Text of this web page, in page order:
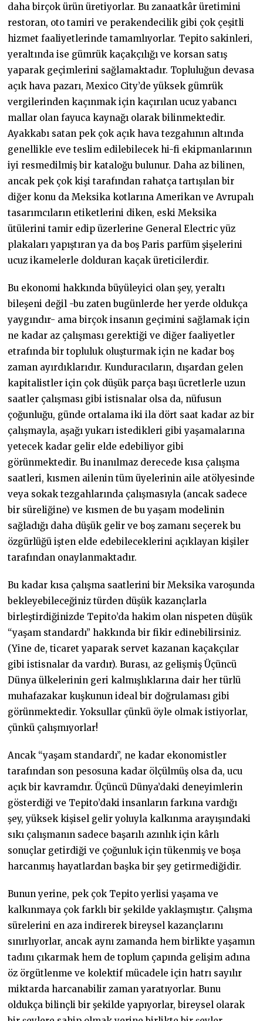
daha birçok ürün üretiyorlar. Bu zanaatkâr üretimini
restoran, oto tamiri ve perakendecilik gibi çok çeşitli
hizmet faaliyetlerinde tamamlıyorlar. Tepito sakinleri,
yeraltında ise gümrük kaçakçılığı ve korsan satış
yaparak geçimlerini sağlamaktadır. Topluluğun devasa
açık hava pazarı, Mexico City’de yüksek gümrük
vergilerinden kaçınmak için kaçırılan ucuz yabancı
mallar olan fayuca kaynağı olarak bilinmektedir.
Ayakkabı satan pek çok açık hava tezgahının altında
genellikle eve teslim edilebilecek hi-fi ekipmanlarının
iyi resmedilmiş bir kataloğu bulunur. Daha az bilinen,
ancak pek çok kişi tarafından rahatça tartışılan bir
diğer konu da Meksika kotlarına Amerikan ve Avrupalı
tasarımcıların etiketlerini diken, eski Meksika
ütülerini tamir edip üzerlerine General Electric yüz
plakaları yapıştıran ya da boş Paris parfüm şişelerini
ucuz ikamelerle dolduran kaçak üreticilerdir.
Bu ekonomi hakkında büyüleyici olan şey, yeraltı
bileşeni değil -bu zaten bugünlerde her yerde oldukça
yaygındır- ama birçok insanın geçimini sağlamak için
ne kadar az çalışması gerektiği ve diğer faaliyetler
etrafında bir topluluk oluşturmak için ne kadar boş
zaman ayırdıklarıdır. Kunduracıların, dışardan gelen
kapitalistler için çok düşük parça başı ücretlerle uzun
saatler çalışması gibi istisnalar olsa da, nüfusun
çoğunluğu, günde ortalama iki ila dört saat kadar az bir
çalışmayla, aşağı yukarı istedikleri gibi yaşamalarına
yetecek kadar gelir elde edebiliyor gibi
görünmektedir. Bu inanılmaz derecede kısa çalışma
saatleri, kısmen ailenin tüm üyelerinin aile atölyesinde
veya sokak tezgahlarında çalışmasıyla (ancak sadece
bir süreliğine) ve kısmen de bu yaşam modelinin
sağladığı daha düşük gelir ve boş zamanı seçerek bu
özgürlüğü işten elde edebileceklerini açıklayan kişiler
tarafından onaylanmaktadır.
Bu kadar kısa çalışma saatlerini bir Meksika varoşunda
bekleyebileceğiniz türden düşük kazançlarla
birleştirdiğinizde Tepito’da hakim olan nispeten düşük
“yaşam standardı” hakkında bir fikir edinebilirsiniz.
(Yine de, ticaret yaparak servet kazanan kaçakçılar
gibi istisnalar da vardır). Burası, az gelişmiş Üçüncü
Dünya ülkelerinin geri kalmışlıklarına dair her türlü
muhafazakar kuşkunun ideal bir doğrulaması gibi
görünmektedir. Yoksullar çünkü öyle olmak istiyorlar,
çünkü çalışmıyorlar!
Ancak “yaşam standardı”, ne kadar ekonomistler
tarafından son pesosuna kadar ölçülmüş olsa da, ucu
açık bir kavramdır. Üçüncü Dünya’daki deneyimlerin
gösterdiği ve Tepito’daki insanların farkına vardığı
şey, yüksek kişisel gelir yoluyla kalkınma arayışındaki
sıkı çalışmanın sadece başarılı azınlık için kârlı
sonuçlar getirdiği ve çoğunluk için tükenmiş ve boşa
harcanmış hayatlardan başka bir şey getirmediğidir.
Bunun yerine, pek çok Tepito yerlisi yaşama ve
kalkınmaya çok farklı bir şekilde yaklaşmıştır. Çalışma
sürelerini en aza indirerek bireysel kazançlarını
sınırlıyorlar, ancak aynı zamanda hem birlikte yaşamın
tadını çıkarmak hem de toplum çapında gelişim adına
öz örgütlenme ve kolektif mücadele için hatrı sayılır
miktarda harcanabilir zaman yaratıyorlar. Bunu
oldukça bilinçli bir şekilde yapıyorlar, bireysel olarak